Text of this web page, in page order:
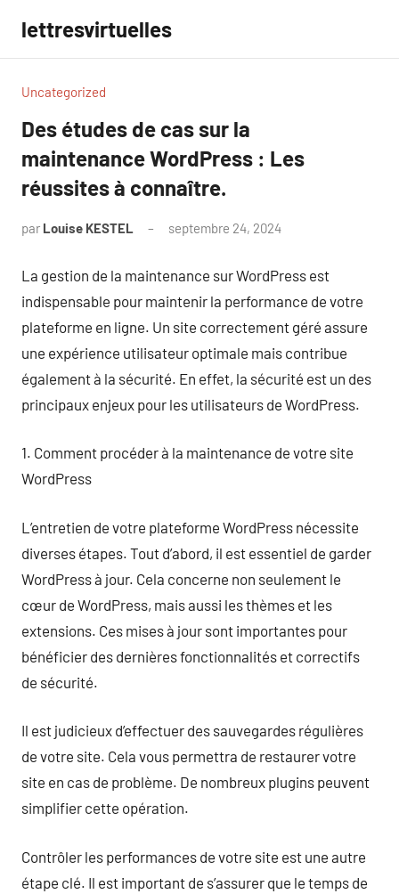
contenu
lettresvirtuelles
Uncategorized
Des études de cas sur la
maintenance WordPress : Les
réussites à connaître.
par Louise KESTEL septembre 24, 2024
La gestion de la maintenance sur WordPress est
indispensable pour maintenir la performance de votre
plateforme en ligne. Un site correctement géré assure
une expérience utilisateur optimale mais contribue
également à la sécurité. En effet, la sécurité est un des
principaux enjeux pour les utilisateurs de WordPress.
1. Comment procéder à la maintenance de votre site
WordPress
L’entretien de votre plateforme WordPress nécessite
diverses étapes. Tout d’abord, il est essentiel de garder
WordPress à jour. Cela concerne non seulement le
cœur de WordPress, mais aussi les thèmes et les
extensions. Ces mises à jour sont importantes pour
bénéficier des dernières fonctionnalités et correctifs
de sécurité.
Il est judicieux d’effectuer des sauvegardes régulières
de votre site. Cela vous permettra de restaurer votre
site en cas de problème. De nombreux plugins peuvent
simplifier cette opération.
Contrôler les performances de votre site est une autre
étape clé. Il est important de s’assurer que le temps de